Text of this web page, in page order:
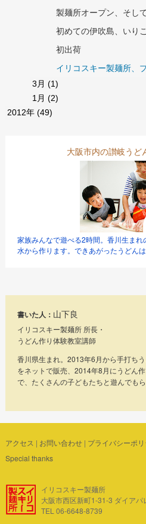
製麺所オープン、そし
初めての伊吹島、いり
初出荷
イリコスキー製麺所、
3月(1)
1月(2)
2012年 (49)
大阪市内の讃岐うど
家族みんなで遊べる2時間。香川生ま
水から作ります。できあがったうどん
書いた人： 山下良
イリコスキー製麺所 所長・
うどん作り体験教室講師
香川県生まれ。2013年6月から手打ち
をネットで販売、2014年8月にうどん
で、たくさんの子どもたちと遊んでもら
アクセス | お問い合わせ| プライバシーポ
Special thanks
イリコスキー製麺所
大阪市西区新町1-31-3 ダイア
TEL 06-6648-8739